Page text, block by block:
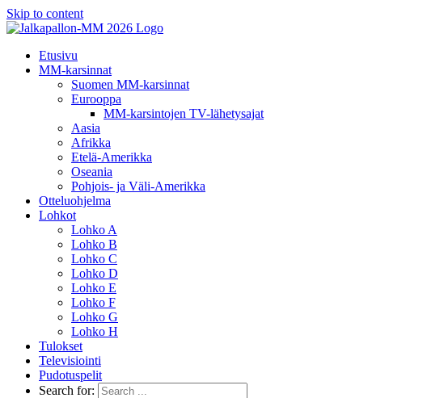
Skip to content
Etusivu
MM-karsinnat
Suomen MM-karsinnat
Eurooppa
MM-karsintojen TV-lähetysajat
Aasia
Afrikka
Etelä-Amerikka
Oseania
Pohjois- ja Väli-Amerikka
Otteluohjelma
Lohkot
Lohko A
Lohko B
Lohko C
Lohko D
Lohko E
Lohko F
Lohko G
Lohko H
Tulokset
Televisiointi
Pudotuspelit
Search for: